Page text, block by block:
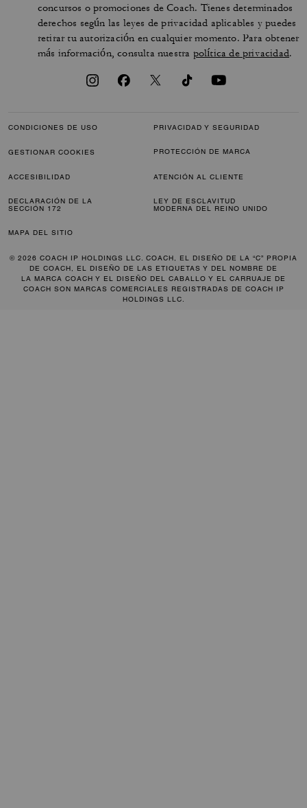
concursos o promociones de Coach. Tienes determinados
derechos según las leyes de privacidad aplicables y puedes
retirar tu autorización en cualquier momento. Para obtener
más información, consulta nuestra política de privacidad.
CONDICIONES DE USO PRIVACIDAD Y SEGURIDAD
GESTIONAR COOKIES PROTECCIÓN DE MARCA
ACCESIBILIDAD ATENCIÓN AL CLIENTE
DECLARACIÓN DE LA
SECCIÓN 172
LEY DE ESCLAVITUD
MODERNA DEL REINO UNIDO
MAPA DEL SITIO
© 2026 COACH IP HOLDINGS LLC. COACH, EL DISEÑO DE LA “C” PROPIA
DE COACH, EL DISEÑO DE LAS ETIQUETAS Y DEL NOMBRE DE
LA MARCA COACH Y EL DISEÑO DEL CABALLO Y EL CARRUAJE DE
COACH SON MARCAS COMERCIALES REGISTRADAS DE COACH IP
HOLDINGS LLC.